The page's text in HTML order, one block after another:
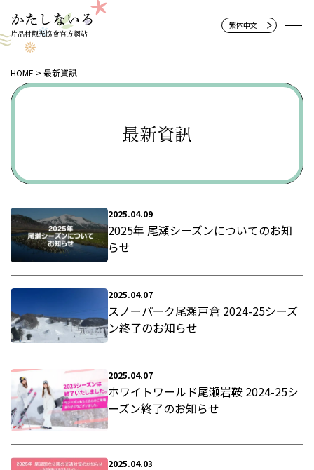
片品村觀光協會官方網站
HOME 最新資訊
最新資訊
2025.04.09
2025年 尾瀬シーズンについてのお知
らせ
2025.04.07
スノーパーク尾瀬戸倉 2024-25シーズ
ン終了のお知らせ
2025.04.07
ホワイトワールド尾瀬岩鞍 2024-25シ
ーズン終了のお知らせ
2025.04.03